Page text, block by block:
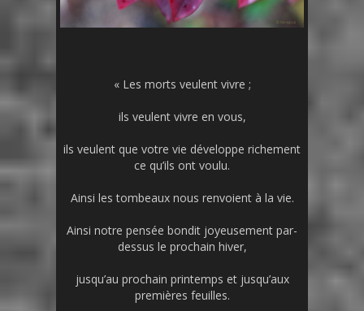
« Les morts veulent vivre ;
ils veulent vivre en vous,
ils veulent que votre vie développe richement
ce qu’ils ont voulu.
Ainsi les tombeaux nous renvoient à la vie.
Ainsi notre pensée bondit joyeusement par-
dessus le prochain hiver,
jusqu’au prochain printemps et jusqu’aux
premières feuilles.